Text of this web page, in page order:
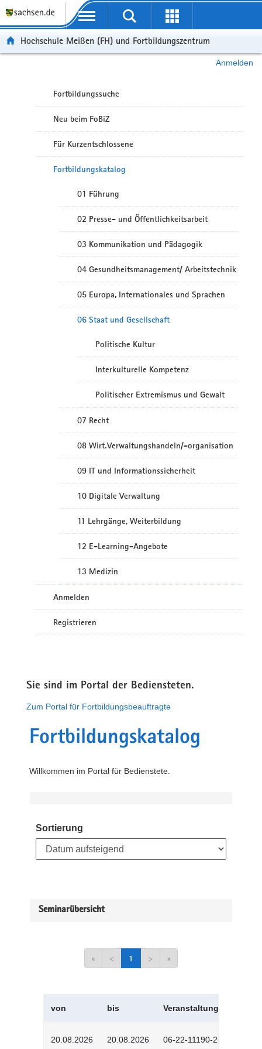
Portalübergreifende Navigation
Hochschule Meißen (FH) und Fortbildungszentrum
Anmelden
Fortbildungssuche
Neu beim FoBiZ
Für Kurzentschlossene
Fortbildungskatalog
01 Führung
02 Presse- und Öffentlichkeitsarbeit
03 Kommunikation und Pädagogik
04 Gesundheitsmanagement/ Arbeitstechnik
05 Europa, Internationales und Sprachen
06 Staat und Gesellschaft
Politische Kultur
Interkulturelle Kompetenz
Politischer Extremismus und Gewalt
07 Recht
08 Wirt.Verwaltungshandeln/-organisation
09 IT und Informationssicherheit
10 Digitale Verwaltung
11 Lehrgänge, Weiterbildung
12 E-Learning-Angebote
13 Medizin
Anmelden
Registrieren
Sie sind im Portal der Bediensteten.
Zum Portal für Fortbildungsbeauftragte
Fortbildungskatalog
Willkommen im Portal für Bedienstete.
Sortierung
Seminarübersicht
« < 1 > »
von bis Veranstaltungskürzel
20.08.2026 20.08.2026 06-22-11190-2601